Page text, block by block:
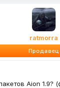
ratmorra
Продавец
Aion 1.9?